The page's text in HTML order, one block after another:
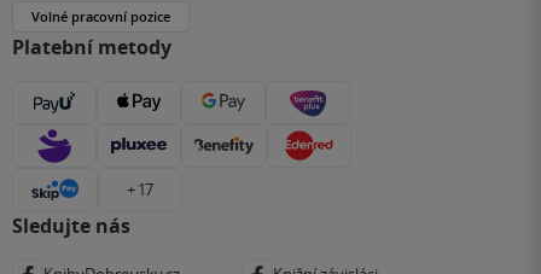
Volné pracovní pozice
Platební metody
+ 17
Sledujte nás